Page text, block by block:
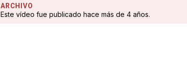
ARCHIVO
Este vídeo fue publicado hace más de 4 años.